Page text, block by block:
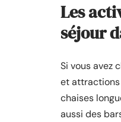
Les
séjour
Si vous avez
et attractions
chaises
aussi des